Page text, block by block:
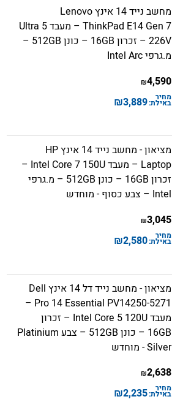
מחשב נייד 14 אינץ Lenovo
ThinkPad E14 Gen 7 – מעבד Ultra 5
226V – זכרון 16GB – כונן 512GB –
מ.גרפי Intel Arc
4,590
₪
מחיר
באילת:3,889
₪
מציאון - מחשב נייד 14 אינץ HP
Laptop – מעבד Intel Core 7 150U –
זכרון 16GB – כונן 512GB – מ.גרפי
Intel – צבע כסוף - מוחדש
3,045
₪
מחיר
באילת:2,580
₪
מציאון - מחשב נייד דל 14 אינץ Dell
Pro 14 Essential PV14250-5271 –
מעבד Intel Core 5 120U – זכרון
16GB – כונן 512GB – צבע Platinium
Silver - מוחדש
2,638
₪
מחיר
באילת:2,235
₪